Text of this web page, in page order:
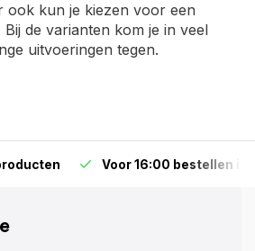
ook kun je kiezen voor een
Bij de varianten kom je in veel
uitvoeringen tegen.
Voor 16:00 bestellen is